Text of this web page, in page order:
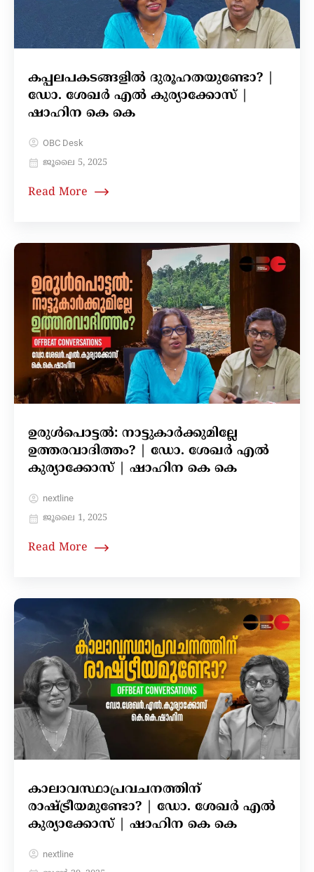
കപ്പലപകടങ്ങളിൽ ദുരൂഹതയുണ്ടോ? |
ഡോ. ശേഖർ എൽ കുര്യാക്കോസ് |
ഷാഹിന കെ കെ
OBC Desk
ജൂലൈ 5, 2025
Read More
ഉരുള്‍പൊട്ടല്‍: നാട്ടുകാര്‍ക്കുമില്ലേ
ഉത്തരവാദിത്തം? | ഡോ. ശേഖർ എൽ
കുര്യാക്കോസ് | ഷാഹിന കെ കെ
nextline
ജൂലൈ 1, 2025
Read More
കാലാവസ്ഥാപ്രവചനത്തിന്
രാഷ്ട്രീയമുണ്ടോ? | ഡോ. ശേഖർ എൽ
കുര്യാക്കോസ് | ഷാഹിന കെ കെ
nextline